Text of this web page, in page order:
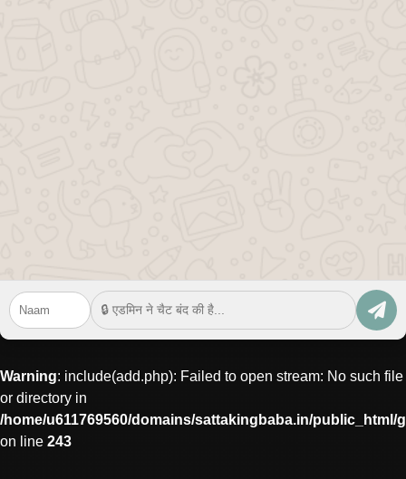
Warning: include(add.php): Failed to open stream: No such file
or directory in
/home/u611769560/domains/sattakingbaba.in/public_html/
on line 243